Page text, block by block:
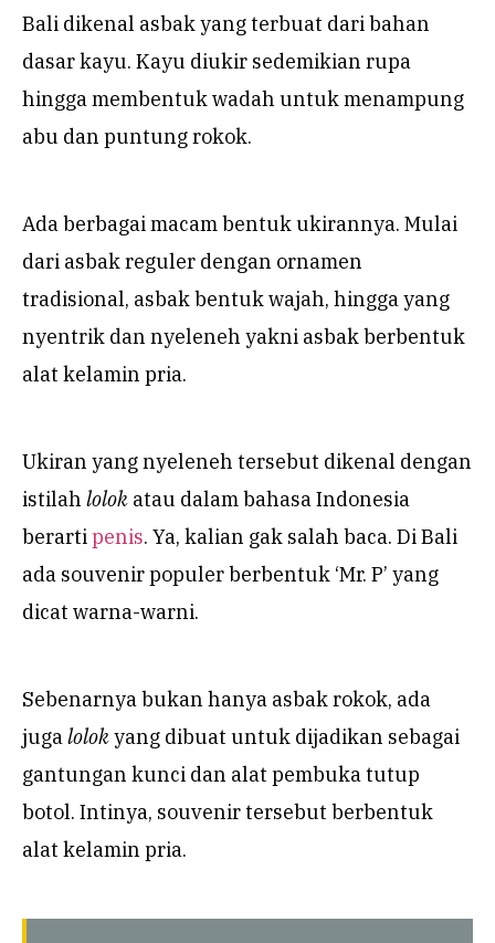
Bali dikenal asbak yang terbuat dari bahan
dasar kayu. Kayu diukir sedemikian rupa
hingga membentuk wadah untuk menampung
abu dan puntung rokok.
Ada berbagai macam bentuk ukirannya. Mulai
dari asbak reguler dengan ornamen
tradisional, asbak bentuk wajah, hingga yang
nyentrik dan nyeleneh yakni asbak berbentuk
alat kelamin pria.
Ukiran yang nyeleneh tersebut dikenal dengan
istilah lolok atau dalam bahasa Indonesia
berartipenis. Ya, kalian gak salah baca. Di Bali
ada souvenir populer berbentuk ‘Mr. P’ yang
dicat warna-warni.
Sebenarnya bukan hanya asbak rokok, ada
jugalolokyang dibuat untuk dijadikan sebagai
gantungan kunci dan alat pembuka tutup
botol. Intinya, souvenir tersebut berbentuk
alat kelamin pria.